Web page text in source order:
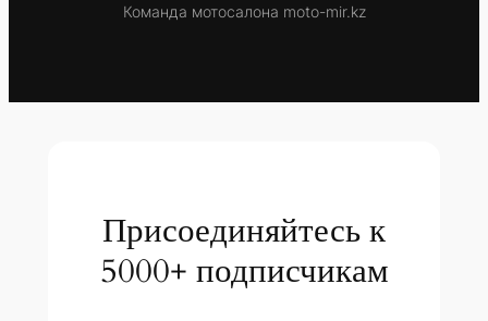
Команда мотосалона moto-mir.kz
Присоединяйтесь к
5000+ подписчикам